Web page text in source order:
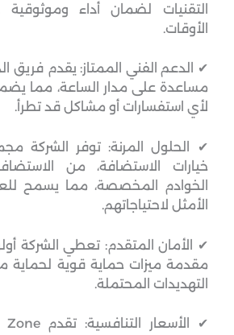
التقنيات لضمان أداء
الأوقات.
✔ الدعم الفني الممتاز: يقدم فريق
مساعدة على مدار الساعة، مما
لأي استفسارات أو مشاكل قد تطرأ.
✔ الحلول المرنة: توفر الشركة
خيارات الاستضافة، من
الخوادم المخصصة، مما يسمح
الأمثل لاحتياجاتهم.
✔ الأمان المتقدم: تعطي الشركة
مقدمة ميزات حماية قوية لحماية
التهديدات المحتملة.